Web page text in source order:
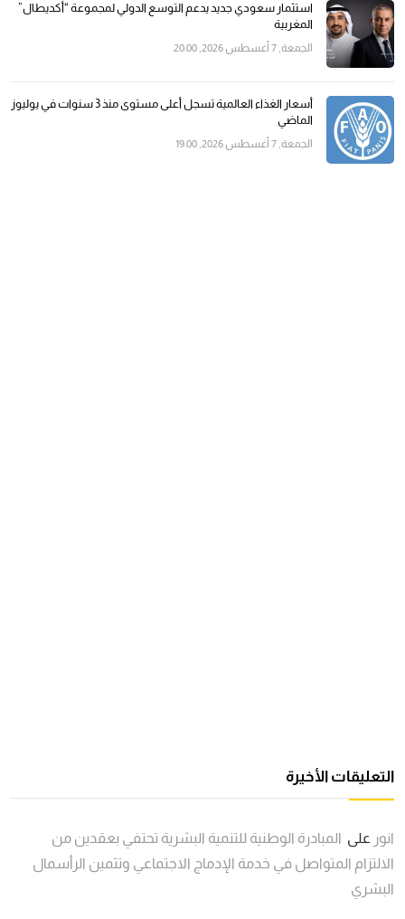
استثمار سعودي جديد يدعم التوسع الدولي لمجموعة “أكديطال”
المغربية
الجمعة, 7 أغسطس 2026, 20:00
أسعار الغذاء العالمية تسجل أعلى مستوى منذ 3 سنوات في يوليوز
الماضي
الجمعة, 7 أغسطس 2026, 19:00
التعليقات الأخيرة
انور على المبادرة الوطنية للتنمية البشرية تحتفي بعقدين من
الالتزام المتواصل في خدمة الإدماج الاجتماعي وتثمين الرأسمال
البشري